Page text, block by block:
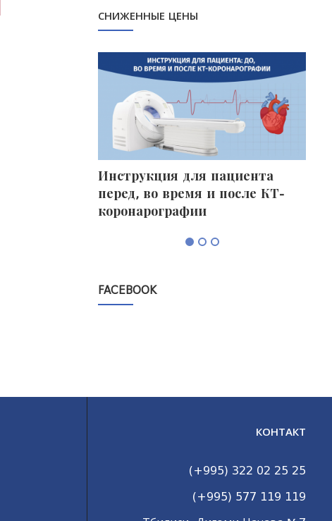
СНИЖЕННЫЕ ЦЕНЫ
Инструкция для пациента
перед, во время и после КТ-
коронарографии
FACEBOOK
КОНТАКТ
(+995) 322 02 25 25
(+995) 577 119 119